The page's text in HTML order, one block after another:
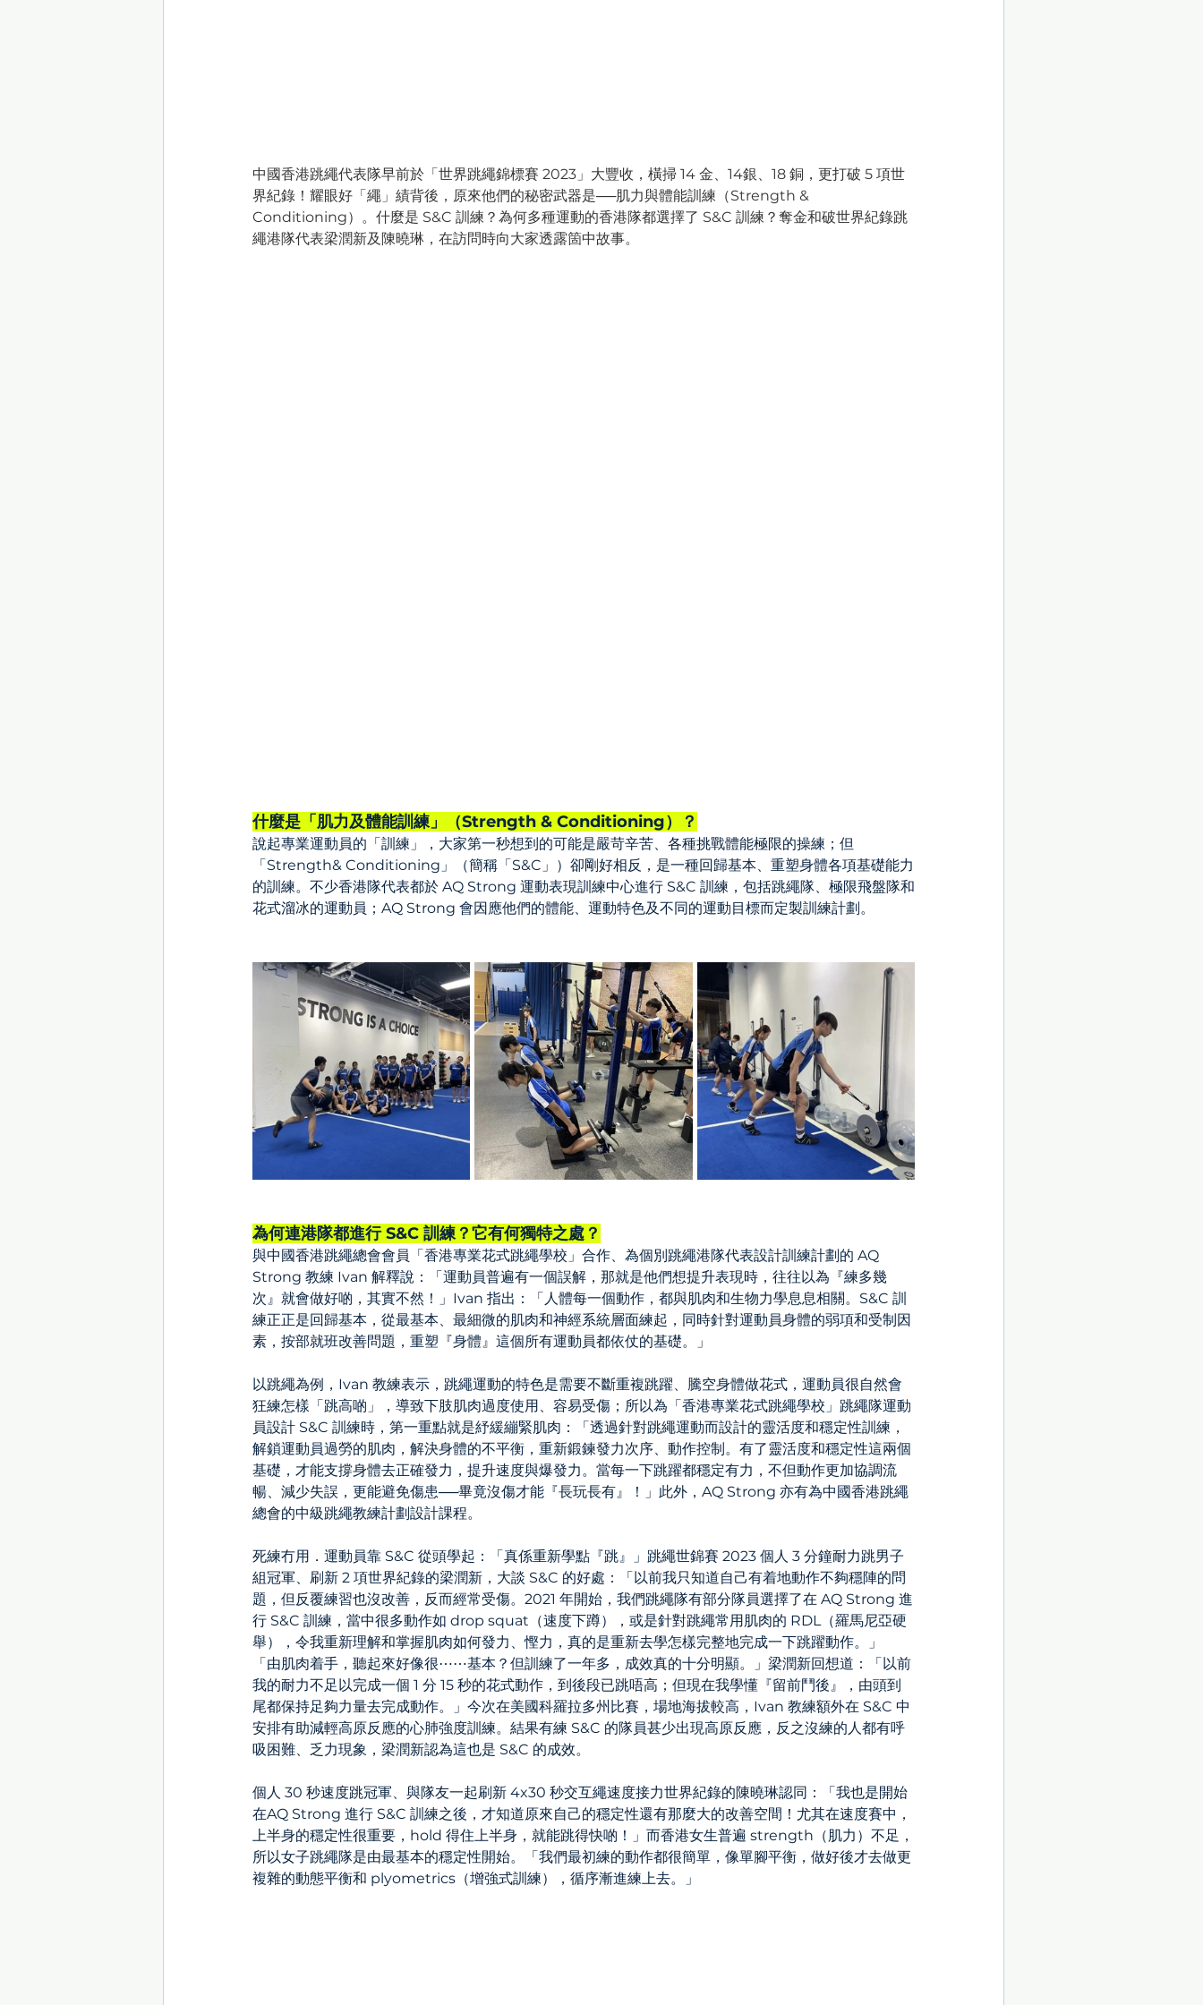
中國香港跳繩代表隊早前於「世界跳繩錦標賽 2023」大豐收，橫掃 14 金、14銀、18 銅，更打破 5 項世
界紀錄！耀眼好「繩」績背後，原來他們的秘密武器是──肌力與體能訓練（Strength &
Conditioning）。什麼是 S&C 訓練？為何多種運動的香港隊都選擇了 S&C 訓練？奪金和破世界紀錄跳
繩港隊代表梁潤新及陳曉琳，在訪問時向大家透露箇中故事。
什麼是「肌力及體能訓練」（Strength & Conditioning）？
說起專業運動員的「訓練」，大家第一秒想到的可能是嚴苛辛苦、各種挑戰體能極限的操練；但
「Strength& Conditioning」（簡稱「S&C」）卻剛好相反，是一種回歸基本、重塑身體各項基礎能力
的訓練。不少香港隊代表都於 AQ Strong 運動表現訓練中心進行 S&C 訓練，包括跳繩隊、極限飛盤隊和
花式溜冰的運動員；AQ Strong 會因應他們的體能、運動特色及不同的運動目標而定製訓練計劃。
為何連港隊都進行 S&C 訓練？它有何獨特之處？
與中國香港跳繩總會會員「香港專業花式跳繩學校」合作、為個別跳繩港隊代表設計訓練計劃的 AQ
Strong 教練 Ivan 解釋說：「運動員普遍有一個誤解，那就是他們想提升表現時，往往以為『練多幾
次』就會做好啲，其實不然！」Ivan 指出：「人體每一個動作，都與肌肉和生物力學息息相關。S&C 訓
練正正是回歸基本，從最基本、最細微的肌肉和神經系統層面練起，同時針對運動員身體的弱項和受制因
素，按部就班改善問題，重塑『身體』這個所有運動員都依仗的基礎。」
以跳繩為例，Ivan 教練表示，跳繩運動的特色是需要不斷重複跳躍、騰空身體做花式，運動員很自然會
狂練怎樣「跳高啲」，導致下肢肌肉過度使用、容易受傷；所以為「香港專業花式跳繩學校」跳繩隊運動
員設計 S&C 訓練時，第一重點就是紓緩繃緊肌肉：「透過針對跳繩運動而設計的靈活度和穩定性訓練，
解鎖運動員過勞的肌肉，解決身體的不平衡，重新鍛鍊發力次序、動作控制。有了靈活度和穩定性這兩個
基礎，才能支撐身體去正確發力，提升速度與爆發力。當每一下跳躍都穩定有力，不但動作更加協調流
暢、減少失誤，更能避免傷患──畢竟沒傷才能『長玩長有』！」此外，AQ Strong 亦有為中國香港跳繩
總會的中級跳繩教練計劃設計課程。
死練冇用．運動員靠 S&C 從頭學起：「真係重新學點『跳』」跳繩世錦賽 2023 個人 3 分鐘耐力跳男子
組冠軍、刷新 2 項世界紀錄的梁潤新，大談 S&C 的好處：「以前我只知道自己有着地動作不夠穩陣的問
題，但反覆練習也沒改善，反而經常受傷。2021 年開始，我們跳繩隊有部分隊員選擇了在 AQ Strong 進
行 S&C 訓練，當中很多動作如 drop squat（速度下蹲），或是針對跳繩常用肌肉的 RDL（羅馬尼亞硬
舉），令我重新理解和掌握肌肉如何發力、慳力，真的是重新去學怎樣完整地完成一下跳躍動作。」
「由肌肉着手，聽起來好像很⋯⋯基本？但訓練了一年多，成效真的十分明顯。」梁潤新回想道：「以前
我的耐力不足以完成一個 1 分 15 秒的花式動作，到後段已跳唔高；但現在我學懂『留前鬥後』，由頭到
尾都保持足夠力量去完成動作。」今次在美國科羅拉多州比賽，場地海拔較高，Ivan 教練額外在 S&C 中
安排有助減輕高原反應的心肺強度訓練。結果有練 S&C 的隊員甚少出現高原反應，反之沒練的人都有呼
吸困難、乏力現象，梁潤新認為這也是 S&C 的成效。
個人 30 秒速度跳冠軍、與隊友一起刷新 4x30 秒交互繩速度接力世界紀錄的陳曉琳認同：「我也是開始
在AQ Strong 進行 S&C 訓練之後，才知道原來自己的穩定性還有那麼大的改善空間！尤其在速度賽中，
上半身的穩定性很重要，hold 得住上半身，就能跳得快啲！」而香港女生普遍 strength（肌力）不足，
所以女子跳繩隊是由最基本的穩定性開始。「我們最初練的動作都很簡單，像單腳平衡，做好後才去做更
複雜的動態平衡和 plyometrics（增強式訓練），循序漸進練上去。」